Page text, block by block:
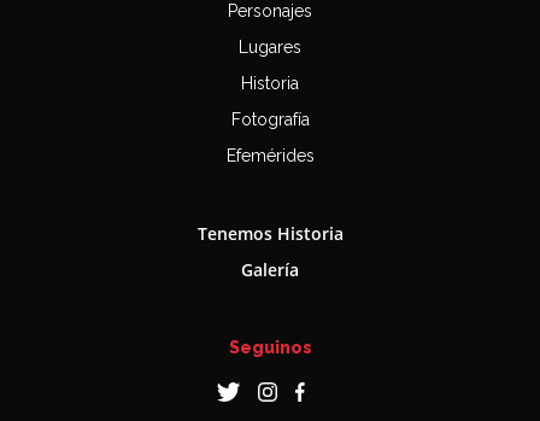
Personajes
Lugares
Historia
Fotografía
Efemérides
Tenemos Historia
Galería
Seguinos